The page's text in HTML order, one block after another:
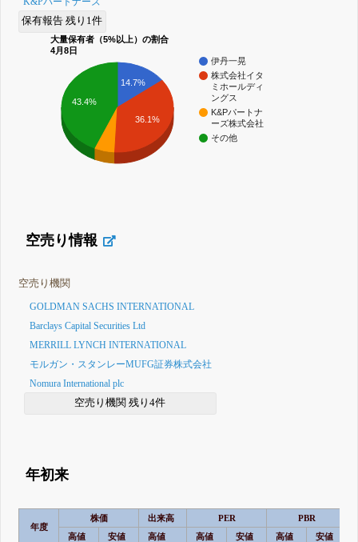
保有報告 残り1件
大量保有者（5%以上）の割合
4月8日
伊丹一晃
株式会社イタ
ミホールディ
ングス
K&Pパートナ
ーズ株式会社
その他
14.7%
43.4%
36.1%
空売り情報
空売り機関
GOLDMAN SACHS INTERNATIONAL
Barclays Capital Securities Ltd
MERRILL LYNCH INTERNATIONAL
モルガン・スタンレーMUFG証券株式会社
Nomura International plc
空売り機関 残り4件
年初来
年度
株価 出来高 PER
PBR
高値
安値 高値 高値 安値 高値 安値